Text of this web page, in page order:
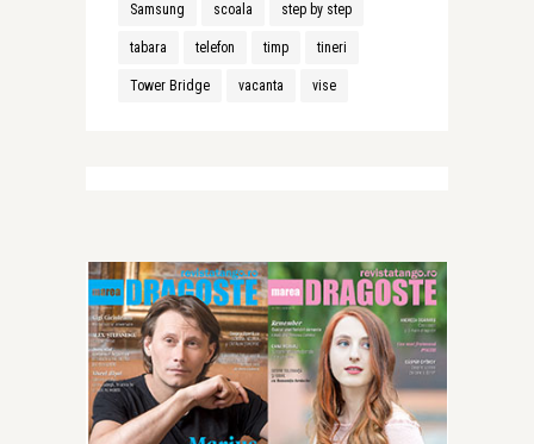
Samsung scoala step by step
tabara telefon timp tineri
Tower Bridge vacanta vise